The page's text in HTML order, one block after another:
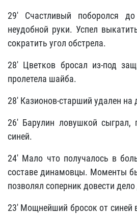
29' Счастливый поборолся
неудобной руки. Успел
сократить угол обстрела.
28' Цветков бросал из-под
пролетела шайба.
28' Казионов-старший удален на
26' Барулин ловушкой сыграл,
синей.
24' Мало что получалось в
составе динамовцы. Моменты
позволял соперник довести
23' Мощнейший бросок от синей